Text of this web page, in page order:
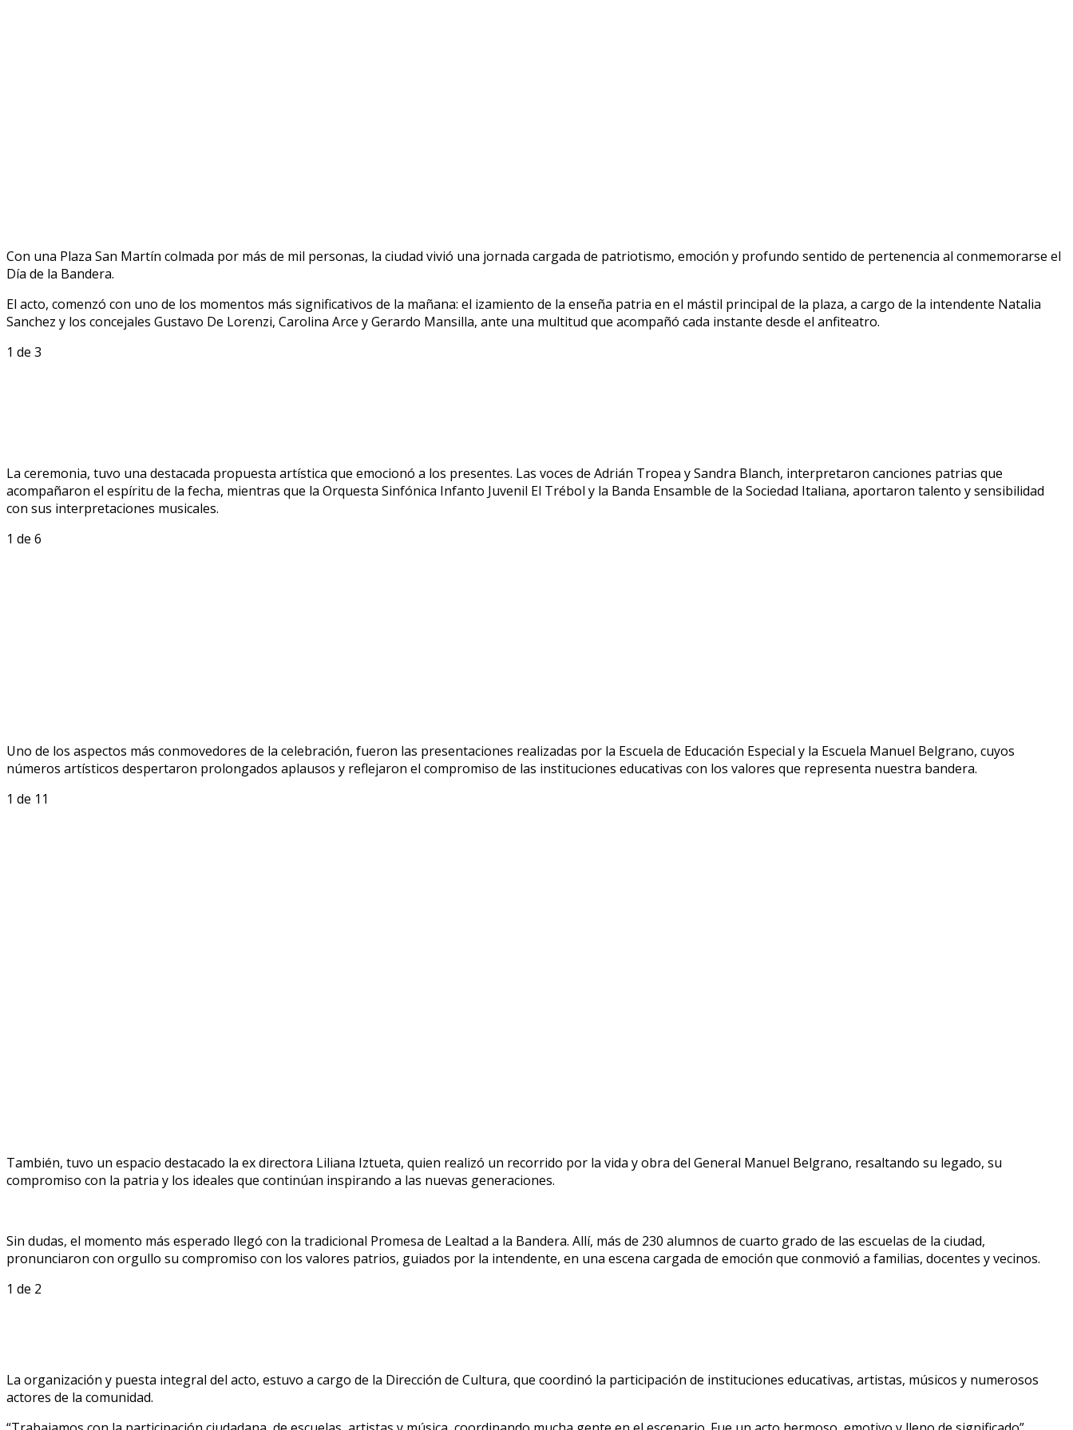
Con una Plaza San Martín colmada por más de mil personas, la ciudad vivió una jornada cargada de patriotismo, emoción y profundo sentido de pertenencia al conmemorarse el
Día de la Bandera.
El acto, comenzó con uno de los momentos más significativos de la mañana: el izamiento de la enseña patria en el mástil principal de la plaza, a cargo de la intendente Natalia
Sanchez y los concejales Gustavo De Lorenzi, Carolina Arce y Gerardo Mansilla, ante una multitud que acompañó cada instante desde el anfiteatro.
1 de 3
La ceremonia, tuvo una destacada propuesta artística que emocionó a los presentes. Las voces de Adrián Tropea y Sandra Blanch, interpretaron canciones patrias que
acompañaron el espíritu de la fecha, mientras que la Orquesta Sinfónica Infanto Juvenil El Trébol y la Banda Ensamble de la Sociedad Italiana, aportaron talento y sensibilidad
con sus interpretaciones musicales.
1 de 6
Uno de los aspectos más conmovedores de la celebración, fueron las presentaciones realizadas por la Escuela de Educación Especial y la Escuela Manuel Belgrano, cuyos
números artísticos despertaron prolongados aplausos y reflejaron el compromiso de las instituciones educativas con los valores que representa nuestra bandera.
1 de 11
También, tuvo un espacio destacado la ex directora Liliana Iztueta, quien realizó un recorrido por la vida y obra del General Manuel Belgrano, resaltando su legado, su
compromiso con la patria y los ideales que continúan inspirando a las nuevas generaciones.
Sin dudas, el momento más esperado llegó con la tradicional Promesa de Lealtad a la Bandera. Allí, más de 230 alumnos de cuarto grado de las escuelas de la ciudad,
pronunciaron con orgullo su compromiso con los valores patrios, guiados por la intendente, en una escena cargada de emoción que conmovió a familias, docentes y vecinos.
1 de 2
La organización y puesta integral del acto, estuvo a cargo de la Dirección de Cultura, que coordinó la participación de instituciones educativas, artistas, músicos y numerosos
actores de la comunidad.